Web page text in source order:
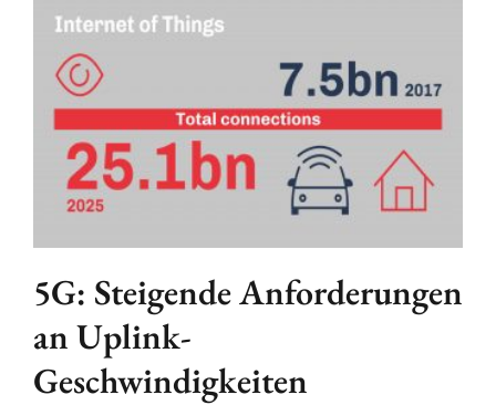
5G: Steigende Anforderungen
an Uplink-
Geschwindigkeiten